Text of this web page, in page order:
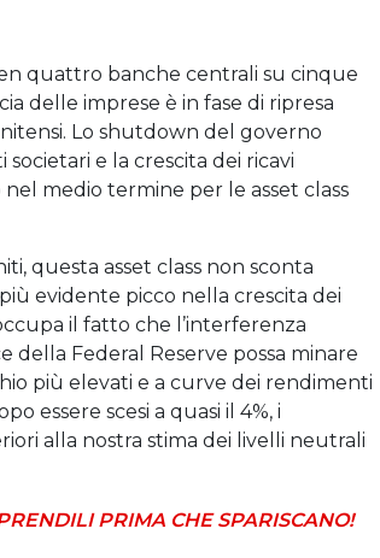
quattro banche centrali su cinque
delle imprese è in fase di ripresa
Lo shutdown del governo
e la crescita dei ricavi
medio termine per le asset class
questa asset class non sconta
evidente picco nella crescita dei
il fatto che l’interferenza
Federal Reserve possa minare
più elevati e a curve dei rendimenti
essere scesi a quasi il 4%, i
alla nostra stima dei livelli neutrali
PRIMA CHE SPARISCANO!